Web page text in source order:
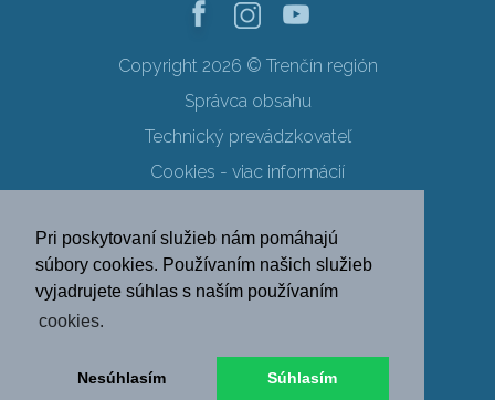
Pri poskytovaní služieb nám pomáhajú
súbory cookies. Používaním našich služieb
vyjadrujete súhlas s naším používaním
cookies.
Nesúhlasím Súhlasím
Copyright 2026 © Trenčín región
Správca obsahu
Technický prevádzkovateľ
Cookies - viac informácií
Ochrana osobných údajov
SK EN DE
PL